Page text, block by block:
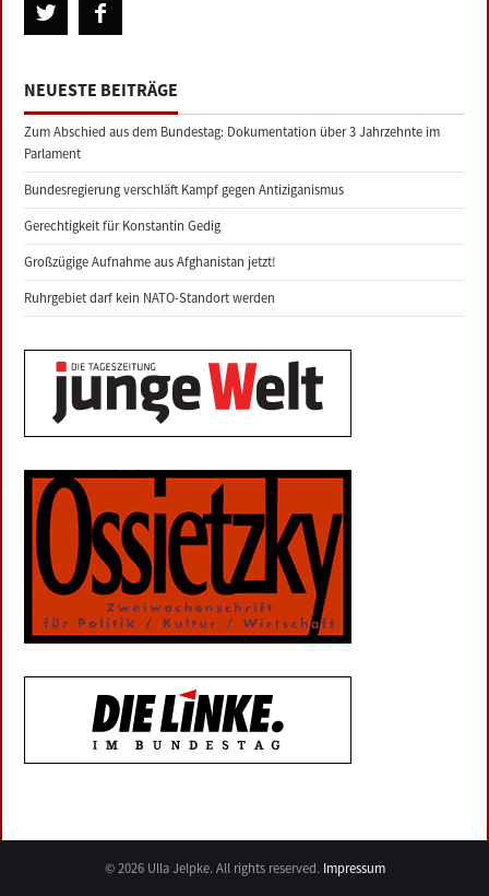
NEUESTE BEITRÄGE
Zum Abschied aus dem Bundestag: Dokumentation über 3 Jahrzehnte im
Parlament
Bundesregierung verschläft Kampf gegen Antiziganismus
Gerechtigkeit für Konstantin Gedig
Großzügige Aufnahme aus Afghanistan jetzt!
Ruhrgebiet darf kein NATO-Standort werden
© 2026 Ulla Jelpke. All rights reserved. Impressum